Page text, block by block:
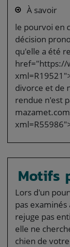
À savoir
le pourvoi en
décision
qu'elle a été
href="https://
divorce et de
rendue n'est
Motifs
Lors d'un
pas examinés
rejuge pas
elle ne
chien de